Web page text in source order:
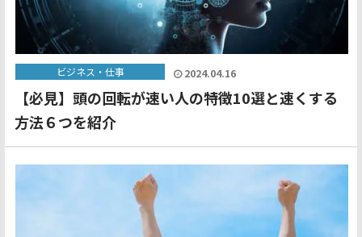
ビジネス・仕事 2024.04.16
【必見】頭の回転が速い人の特徴10選と速くする
方法６つを紹介